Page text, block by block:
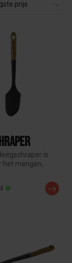
is
het mengen,
verwerken van